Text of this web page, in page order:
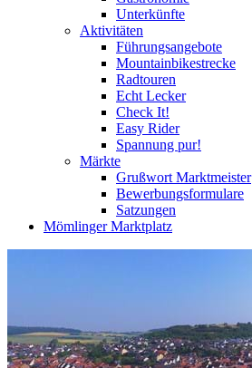
Unterkünfte
Aktivitäten
Führungsangebote
Mountainbikestrecke
Radtouren
Echt Lecker
Check It!
Easy Rider
Spannung pur!
Märkte
Grußwort Marktmeister
Bewerbungsformulare
Satzungen
Mömlinger Marktplatz